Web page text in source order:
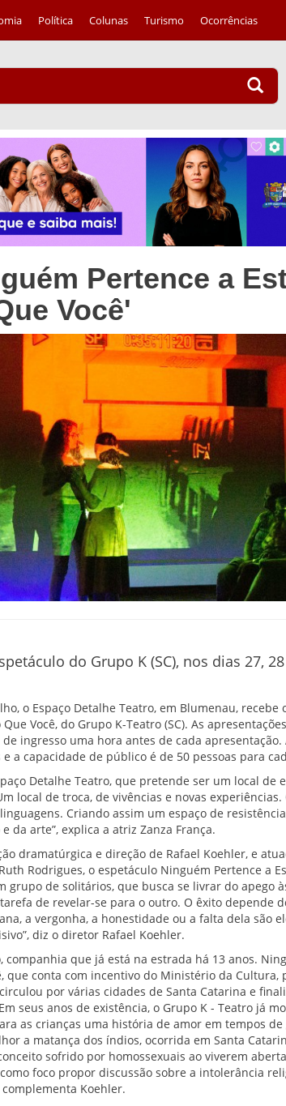
Política Colunas Turismo Ocorrências
Pertence a
Você'
do Grupo K (SC), nos dias 27,
o Espaço Detalhe Teatro, em Blumenau, recebe
Você, do Grupo K-Teatro (SC). As
ingresso uma hora antes de cada apresentação.
a capacidade de público é de 50 pessoas para
Detalhe Teatro, que pretende ser um local de
local de troca, de vivências e novas
Criando assim um espaço de
da arte”, explica a atriz Zanza França.
dramatúrgica e direção de Rafael Koehler, e
Rodrigues, o espetáculo Ninguém Pertence a
grupo de solitários, que busca se livrar do apego
de revelar-se para o outro. O êxito depende
a vergonha, a honestidade ou a falta dela são
diz o diretor Rafael Koehler.
companhia que já está na estrada há 13 anos.
que conta com incentivo do Ministério da Cultura,
por várias cidades de Santa Catarina e
seus anos de existência, o Grupo K - Teatro já
as crianças uma história de amor em tempos de
a matança dos índios, ocorrida em Santa
sofrido por homossexuais ao viverem
foco propor discussão sobre a intolerância
Koehler.